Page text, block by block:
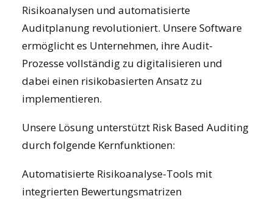
Risikoanalysen und automatisierte
Auditplanung revolutioniert. Unsere Software
ermöglicht es Unternehmen, ihre Audit-
Prozesse vollständig zu digitalisieren und
dabei einen risikobasierten Ansatz zu
implementieren.
Unsere Lösung unterstützt Risk Based Auditing
durch folgende Kernfunktionen:
Automatisierte Risikoanalyse-Tools mit
integrierten Bewertungsmatrizen